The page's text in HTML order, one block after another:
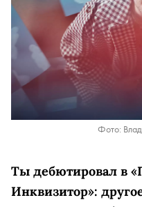
Фото:
Ты дебютировал в
Инквизитор»: